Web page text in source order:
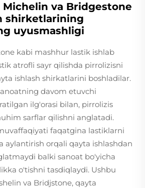
Michelin va Bridgestone
shirketlarining
uyusmashligi
kabi mashhur lastik ishlab
atrofli sayr qilishda pirrolizisni
ishlash shirkatlarini boshladilar.
davom etuvchi
ilg'orasi bilan, pirrolizis
sarflar qilishni anglatadi.
faqatgina lastiklarni
aylantirish orqali qayta ishlashdan
balki sanoat bo'yicha
o'tishni tasdiqlaydi. Ushbu
va Bridjstone, qayta